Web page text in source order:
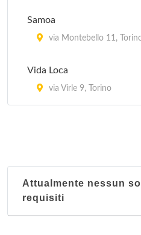
Samoa
via Montebello 11,
Vida Loca
via Virle 9, Torino
Attualmente nessun
requisiti